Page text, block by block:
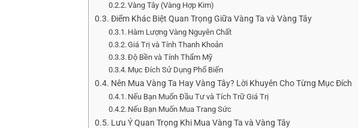
Vàng Tây (Vàng Hợp Kim)
Điểm Khác Biệt Quan Trọng Giữa Vàng Ta và Vàng Tây
Hàm Lượng Vàng Nguyên Chất
Giá Trị và Tính Thanh Khoản
Độ Bền và Tính Thẩm Mỹ
Mục Đích Sử Dụng Phổ Biến
Nên Mua Vàng Ta Hay Vàng Tây? Lời Khuyên Cho Từng Mục Đích
Nếu Bạn Muốn Đầu Tư và Tích Trữ Giá Trị
Nếu Bạn Muốn Mua Trang Sức
Lưu Ý Quan Trọng Khi Mua Vàng Ta và Vàng Tây